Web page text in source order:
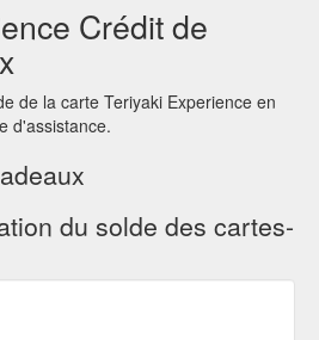
Crédit de
de la carte Teriyaki Experience en
d'assistance.
du solde des cartes-